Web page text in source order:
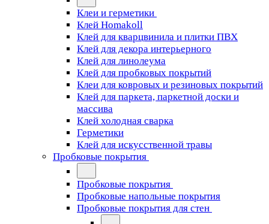
Клеи и герметики
Клей Homakoll
Клей для кварцвинила и плитки ПВХ
Клей для декора интерьерного
Клей для линолеума
Клей для пробковых покрытий
Клеи для ковровых и резиновых покрытий
Клей для паркета, паркетной доски и
массива
Клей холодная сварка
Герметики
Клей для искусственной травы
Пробковые покрытия
Пробковые покрытия
Пробковые напольные покрытия
Пробковые покрытия для стен